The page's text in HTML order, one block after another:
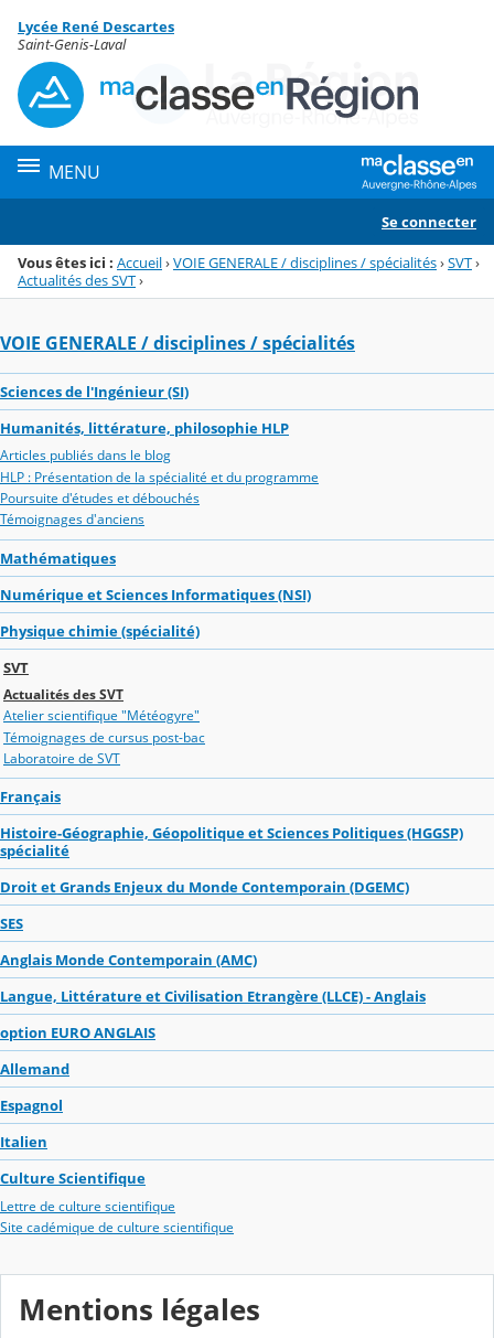
Menu de la rubrique
Contenu
Lycée René Descartes
Saint-Genis-Laval
MENU
Se connecter
Vous êtes ici : Accueil›VOIE GENERALE / disciplines / spécialités›SVT›
Actualités des SVT›
VOIE GENERALE / disciplines / spécialités
Sciences de l'Ingénieur (SI)
Humanités, littérature, philosophie HLP
Articles publiés dans le blog
HLP : Présentation de la spécialité et du programme
Poursuite d'études et débouchés
Témoignages d'anciens
Mathématiques
Numérique et Sciences Informatiques (NSI)
Physique chimie (spécialité)
SVT
Actualités des SVT
Atelier scientifique "Météogyre"
Témoignages de cursus post-bac
Laboratoire de SVT
Français
Histoire-Géographie, Géopolitique et Sciences Politiques (HGGSP)
spécialité
Droit et Grands Enjeux du Monde Contemporain (DGEMC)
SES
Anglais Monde Contemporain (AMC)
Langue, Littérature et Civilisation Etrangère (LLCE) - Anglais
option EURO ANGLAIS
Allemand
Espagnol
Italien
Culture Scientifique
Lettre de culture scientifique
Site cadémique de culture scientifique
Mentions légales